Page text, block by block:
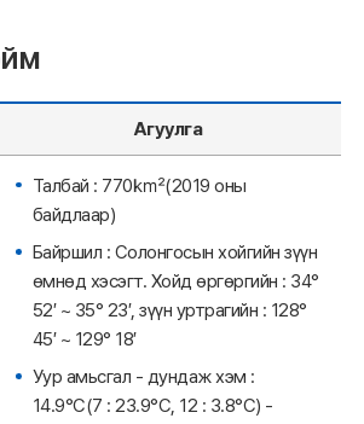
Агуулга
Талбай : 770㎢(2019 оны
байдлаар)
Байршил : Солонгосын хойгийн зүүн
өмнөд хэсэгт. Хойд өргөргийн : 34°
52′ ~ 35° 23′, зүүн уртрагийн : 128°
45′ ~ 129° 18′
Уур амьсгал - дундаж хэм :
14.9°C(7 : 23.9°C, 12 : 3.8°C) -